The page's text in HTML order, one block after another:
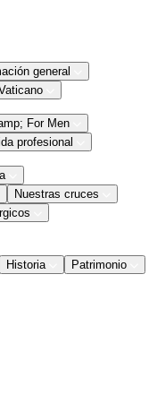
general
For Men
profesional
Nuestras cruces
Historia
Patrimonio